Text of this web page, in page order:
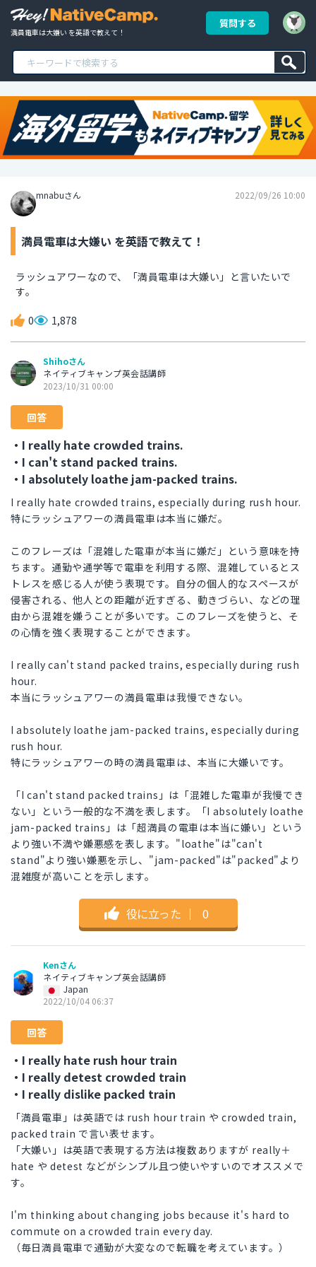
満員電車は大嫌い を英語で教えて！
質問する
mnabuさん 2022/09/26 10:00
満員電車は大嫌い を英語で教えて！
ラッシュアワーなので、「満員電車は大嫌い」と言いたいで
す。
0 1,878
Shihoさん
ネイティブキャンプ英会話講師
2023/10/31 00:00
回答
・I really hate crowded trains.
・I can't stand packed trains.
・I absolutely loathe jam-packed trains.
I really hate crowded trains, especially during rush hour.
特にラッシュアワーの満員電車は本当に嫌だ。
このフレーズは「混雑した電車が本当に嫌だ」という意味を持
ちます。通勤や通学等で電車を利用する際、混雑しているとス
トレスを感じる人が使う表現です。自分の個人的なスペースが
侵害される、他人との距離が近すぎる、動きづらい、などの理
由から混雑を嫌うことが多いです。このフレーズを使うと、そ
の心情を強く表現することができます。
I really can't stand packed trains, especially during rush
hour.
本当にラッシュアワーの満員電車は我慢できない。
I absolutely loathe jam-packed trains, especially during
rush hour.
特にラッシュアワーの時の満員電車は、本当に大嫌いです。
「I can't stand packed trains」は「混雑した電車が我慢でき
ない」という一般的な不満を表します。「I absolutely loathe
jam-packed trains」は「超満員の電車は本当に嫌い」という
より強い不満や嫌悪感を表します。"loathe"は"can't
stand"より強い嫌悪を示し、"jam-packed"は"packed"より
混雑度が高いことを示します。
役に立った ｜ 0
Kenさん
ネイティブキャンプ英会話講師
Japan
2022/10/04 06:37
回答
・I really hate rush hour train
・I really detest crowded train
・I really dislike packed train
「満員電車」は英語では rush hour train や crowded train,
packed train で言い表せます。
「大嫌い」は英語で表現する方法は複数ありますが really＋
hate や detest などがシンプル且つ使いやすいのでオススメで
す。
I'm thinking about changing jobs because it's hard to
commute on a crowded train every day.
（毎日満員電車で通勤が大変なので転職を考えています。）